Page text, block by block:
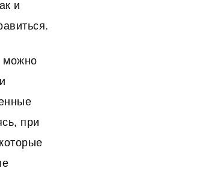
и
можно
при